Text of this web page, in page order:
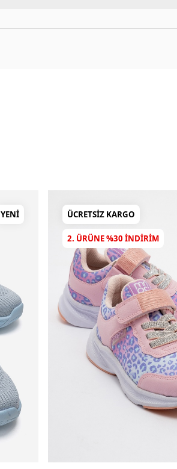
YENI ÜCRETSIZ KARGO
2. ÜRÜNE %30 INDIRIM